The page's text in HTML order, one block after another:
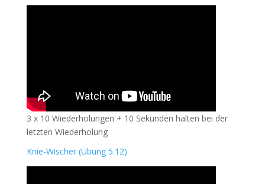
3 x 10 Wiederholungen + 10 Sekunden halten bei der
letzten Wiederholung
Knie-Wischer (Übung 5.12)